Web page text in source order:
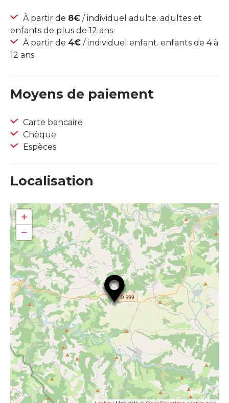
À partir de 8€ / individuel adulte. adultes et
enfants de plus de 12 ans
À partir de 4€ / individuel enfant. enfants de 4 à
12 ans
Moyens de paiement
Carte bancaire
Chèque
Espèces
Localisation
+
−